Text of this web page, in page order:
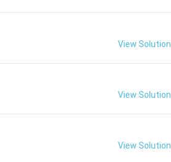
View Solution
View Solution
View Solution